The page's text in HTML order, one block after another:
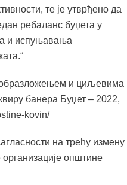
те је утврђено да
ребаланс буџета у
и испуњавања
и циљевима
банера Буџет – 2022,
kovin/
на трећу измену
организације општине